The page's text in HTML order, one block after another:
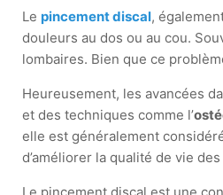
Le pincement discal,
douleurs au dos ou au cou.
lombaires. Bien que ce
Heureusement, les avancées
et des techniques comme l’
elle est généralement
d’améliorer la qualité de vie